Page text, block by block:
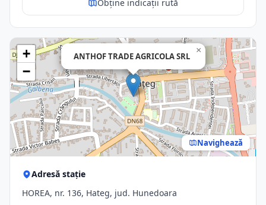
Obține indicații rută
ANTHOF TRADE AGRICOLA SRL
×
+
−
Navighează
Adresă stație
HOREA, nr. 136, Hateg, jud. Hunedoara